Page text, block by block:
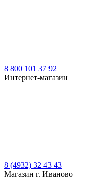
8 800 101 37 92
Интернет-магазин
8 (4932) 32 43 43
Магазин г. Иваново